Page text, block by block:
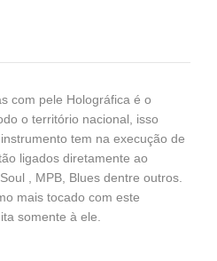
com pele Holográfica é o
o território nacional, isso
tem na execução de
ligados diretamente ao
, MPB, Blues dentre outros.
mais tocado com este
somente à ele.